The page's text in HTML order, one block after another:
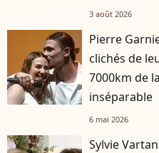
3 août 2026
Pierre
clichés de
7000km de
inséparable
6 mai 2026
Sylvie